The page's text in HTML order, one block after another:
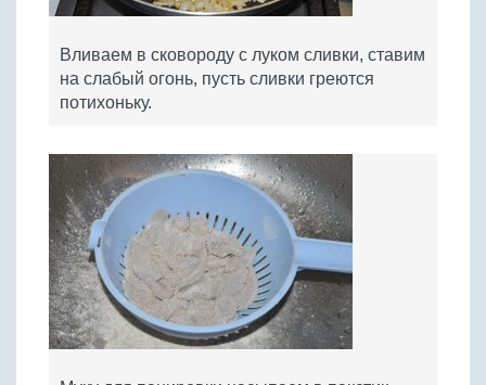
Вливаем в сковороду с луком сливки, ставим
на слабый огонь, пусть сливки греются
потихоньку.